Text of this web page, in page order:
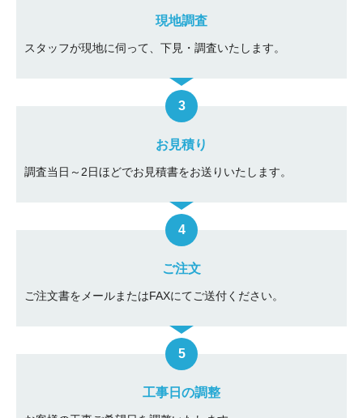
現地調査
スタッフが現地に伺って、下見・調査いたします。
お見積り
調査当日～2日ほどでお見積書をお送りいたします。
ご注文
ご注文書をメールまたはFAXにてご送付ください。
工事日の調整